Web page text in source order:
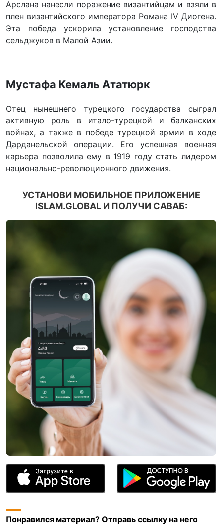
Арслана нанесли поражение византийцам и взяли в
плен византийского императора Романа IV Диогена.
Эта победа ускорила установление господства
сельджуков в Малой Азии.
Мустафа Кемаль Ататюрк
Отец нынешнего турецкого государства сыграл
активную роль в итало-турецкой и балканских
войнах, а также в победе турецкой армии в ходе
Дарданельской операции. Его успешная военная
карьера позволила ему в 1919 году стать лидером
национально-революционного движения.
УСТАНОВИ МОБИЛЬНОЕ ПРИЛОЖЕНИЕ
ISLAM.GLOBAL И ПОЛУЧИ САВАБ:
Понравился материал? Отправь ссылку на него